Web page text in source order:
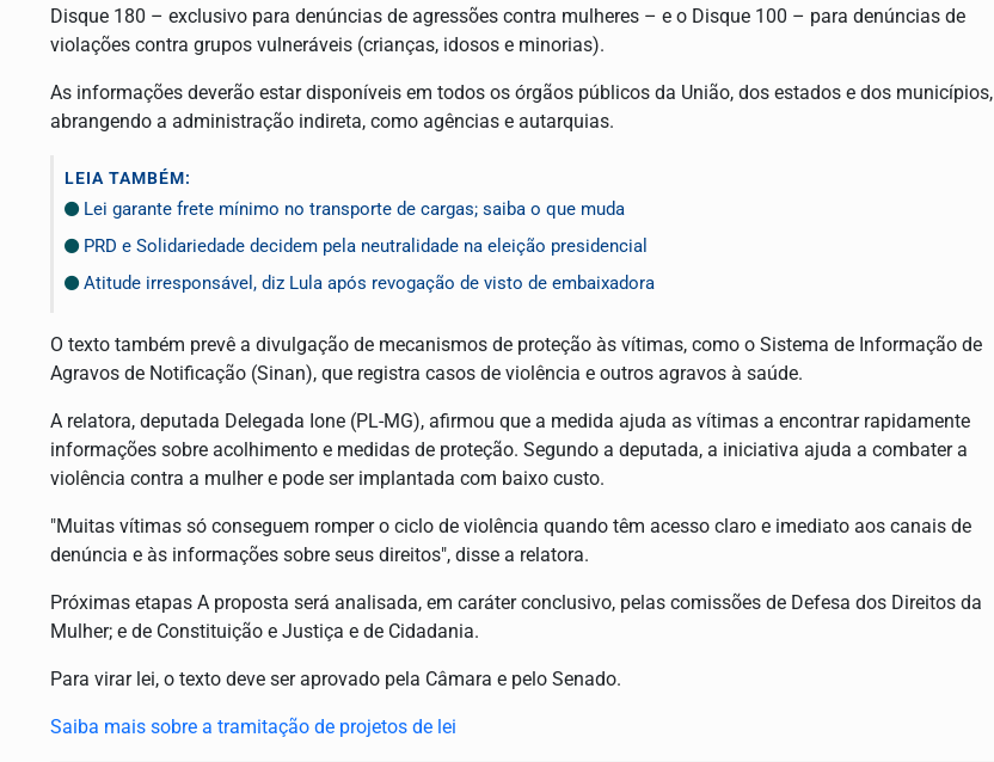
Disque 180 – exclusivo para denúncias de agressões contra mulheres – e o Disque 100 – para denúncias de
violações contra grupos vulneráveis (crianças, idosos e minorias).
As informações deverão estar disponíveis em todos os órgãos públicos da União, dos estados e dos municípios,
abrangendo a administração indireta, como agências e autarquias.
LEIA TAMBÉM:
Lei garante frete mínimo no transporte de cargas; saiba o que muda
PRD e Solidariedade decidem pela neutralidade na eleição presidencial
Atitude irresponsável, diz Lula após revogação de visto de embaixadora
O texto também prevê a divulgação de mecanismos de proteção às vítimas, como o Sistema de Informação de
Agravos de Notificação (Sinan), que registra casos de violência e outros agravos à saúde.
A relatora, deputada Delegada Ione (PL-MG), afirmou que a medida ajuda as vítimas a encontrar rapidamente
informações sobre acolhimento e medidas de proteção. Segundo a deputada, a iniciativa ajuda a combater a
violência contra a mulher e pode ser implantada com baixo custo.
"Muitas vítimas só conseguem romper o ciclo de violência quando têm acesso claro e imediato aos canais de
denúncia e às informações sobre seus direitos", disse a relatora.
Próximas etapas A proposta será analisada, em caráter conclusivo, pelas comissões de Defesa dos Direitos da
Mulher; e de Constituição e Justiça e de Cidadania.
Para virar lei, o texto deve ser aprovado pela Câmara e pelo Senado.
Saiba mais sobre a tramitação de projetos de lei